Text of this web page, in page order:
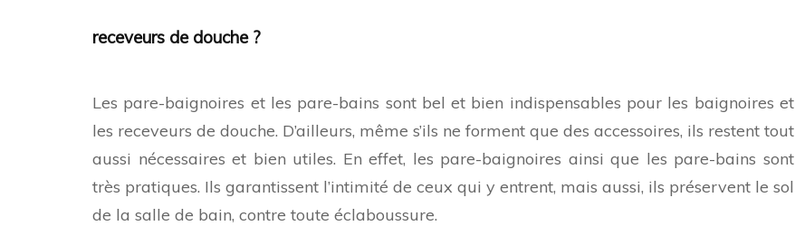
receveurs de douche ?
Les pare-baignoires et les pare-bains sont bel et bien indispensables pour les baignoires et
les receveurs de douche. D’ailleurs, même s’ils ne forment que des accessoires, ils restent tout
aussi nécessaires et bien utiles. En effet, les pare-baignoires ainsi que les pare-bains sont
très pratiques. Ils garantissent l’intimité de ceux qui y entrent, mais aussi, ils préservent le sol
de la salle de bain, contre toute éclaboussure.